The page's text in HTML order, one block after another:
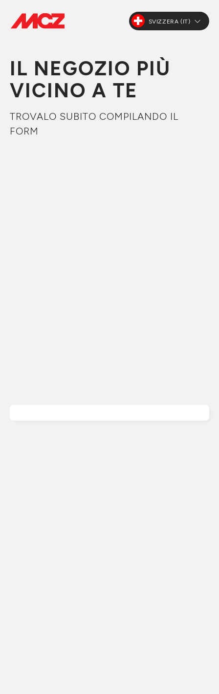
SVIZZERA (IT)
IL NEGOZIO PIÙ
VICINO A TE
TROVALO SUBITO COMPILANDO IL
FORM